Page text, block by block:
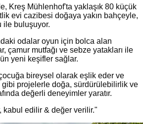
Kreş Mühlenhof'ta yaklaşık 80 küçük
evi cazibesi doğaya yakın bahçeyle,
ile buluşuyor.
odalar oyun için bolca alan
çamur mutfağı ve sebze yatakları ile
yeni keşifler sağlar.
bireysel olarak eşlik eder ve
projelerle doğa, sürdürülebilirlik ve
değerli deneyimler yaratır.
kabul edilir & değer verilir."